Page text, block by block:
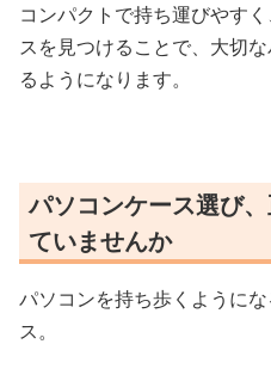
コンパクトで持ち運びやす
スを見つけることで、大切
るようになります。
パソコンケース選び
ていませんか
パソコンを持ち歩くように
ス。